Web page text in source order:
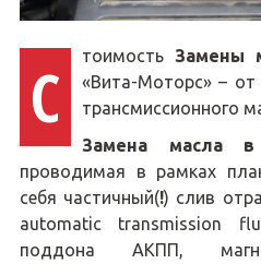
С тоимостьЗамены
«Вита-Моторс» – от
трансмиссионного
Замена масла
проводимая в рамках
себя частичный(!) слив
automatic transmission
поддона АКПП,